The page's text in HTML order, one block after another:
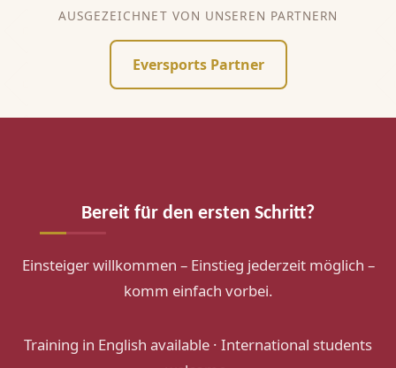
AUSGEZEICHNET VON UNSEREN PARTNERN
Eversports Partner
Bereit für den ersten Schritt?
Einsteiger willkommen – Einstieg jederzeit möglich –
komm einfach vorbei.
Training in English available · International students